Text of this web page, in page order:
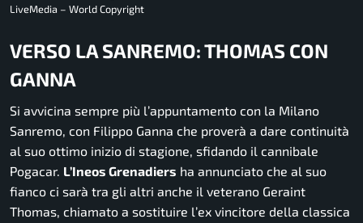
LiveMedia – World Copyright
VERSO LA SANREMO: THOMAS CON
GANNA
Si avvicina sempre più l’appuntamento con la Milano
Sanremo, con Filippo Ganna che proverà a dare continuità
al suo ottimo inizio di stagione, sfidando il cannibale
Pogacar. L’Ineos Grenadiers ha annunciato che al suo
fianco ci sarà tra gli altri anche il veterano Geraint
Thomas, chiamato a sostituire l’ex vincitore della classica